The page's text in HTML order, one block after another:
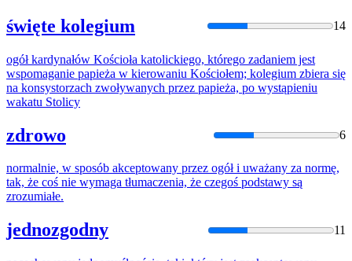
święte kolegium 14
ogółkardynałów Kościoła katolickiego, którego zadaniem jest
wspomaganie papieża w kierowaniu Kościołem; kolegium zbiera się
na konsystorzach zwoływanych przez papieża, po wystąpieniu
wakatu Stolicy
zdrowo 6
normalnie, w sposób akceptowany przez ogółi uważany za normę,
tak, że coś nie wymaga tłumaczenia, że czegoś podstawy są
zrozumiałe.
jednozgodny 11